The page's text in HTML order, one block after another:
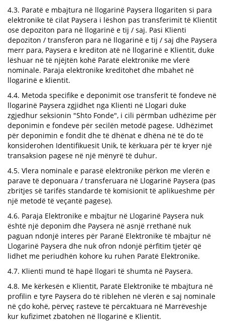
4.3. Paratë e mbajtura në llogarinë Paysera llogariten si para
elektronike të cilat Paysera i lëshon pas transferimit të Klientit
ose depoziton para në llogarinë e tij / saj. Pasi Klienti
depoziton / transferon para në llogarinë e tij / saj dhe Paysera
merr para, Paysera e krediton atë në llogarinë e Klientit, duke
lëshuar në të njëjtën kohë Paratë elektronike me vlerë
nominale. Paraja elektronike kreditohet dhe mbahet në
llogarinë e klientit.
4.4. Metoda specifike e deponimit ose transferit të fondeve në
llogarinë Paysera zgjidhet nga Klienti në Llogari duke
zgjedhur seksionin "Shto Fonde", i cili përmban udhëzime për
deponimin e fondeve për secilën metodë pagese. Udhëzimet
për deponimin e fondit dhe të dhënat e dhëna në të do të
konsiderohen Identifikuesit Unik, të kërkuara për të kryer një
transaksion pagese në një mënyrë të duhur.
4.5. Vlera nominale e parasë elektronike përkon me vlerën e
parave të deponuara / transferuara në Llogarinë Paysera (pas
zbritjes së tarifës standarde të komisionit të aplikueshme për
një metodë të veçantë pagese).
4.6. Paraja Elektronike e mbajtur në Llogarinë Paysera nuk
është një deponim dhe Paysera në asnjë rrethanë nuk
paguan ndonjë interes për Paranë Elektronike të mbajtur në
Llogarinë Paysera dhe nuk ofron ndonjë përfitim tjetër që
lidhet me periudhën kohore ku ruhen Paratë Elektronike.
4.7. Klienti mund të hapë llogari të shumta në Paysera.
4.8. Me kërkesën e Klientit, Paratë Elektronike të mbajtura në
profilin e tyre Paysera do të riblehen në vlerën e saj nominale
në çdo kohë, përveç rasteve të përcaktuara në Marrëveshje
kur kufizimet zbatohen në llogarinë e Klientit.